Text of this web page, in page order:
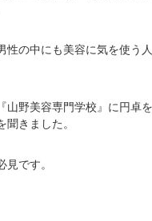
性の中にも美容に気を使う
山野美容専門学校』に円卓
聞きました。
見です。